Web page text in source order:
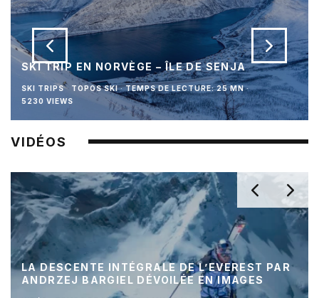
SKI TRIP EN NORVÈGE – ÎLE DE SENJA
SKI TRIPS TOPOS SKI · TEMPS DE LECTURE: 25 MN ·
5230 VIEWS
VIDÉOS
LA DESCENTE INTÉGRALE DE L’EVEREST PAR
ANDRZEJ BARGIEL DÉVOILÉE EN IMAGES